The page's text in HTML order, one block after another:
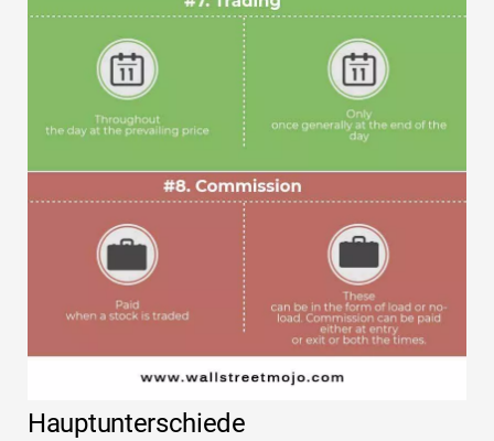
Hauptunterschiede